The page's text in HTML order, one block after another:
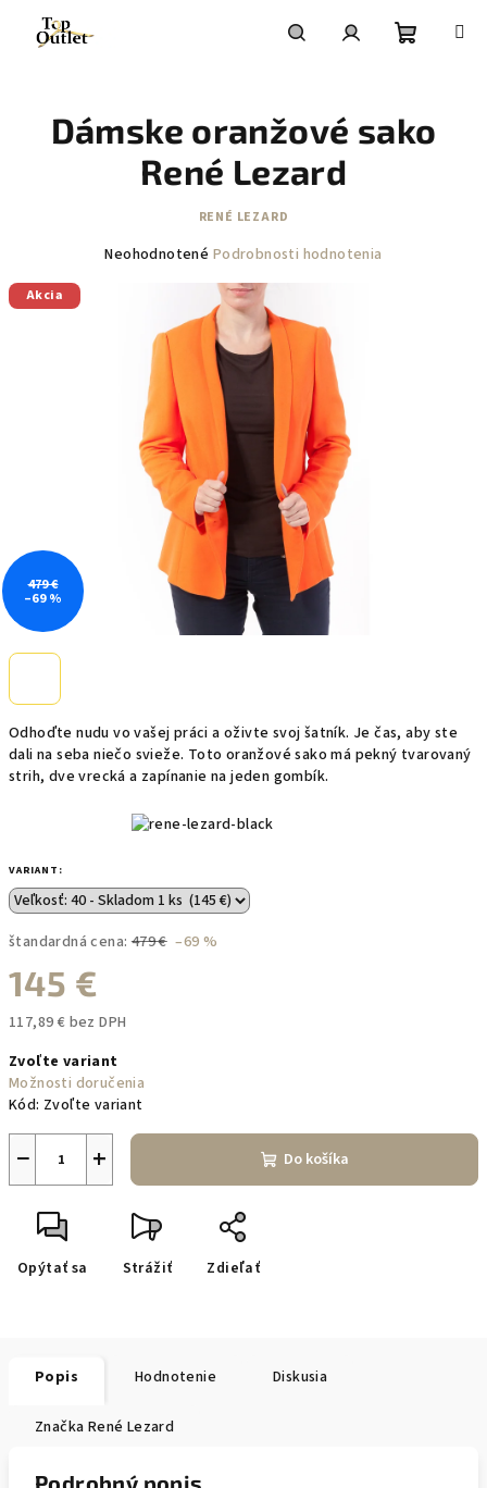
obsah
košík
Odhoďte nudu vo vašej práci a oživte svoj šatník. Je čas, aby ste
dali na seba niečo svieže. Toto oranžové sako má pekný tvarovaný
strih, dve vrecká a zapínanie na jeden gombík.
VARIANT:
štandardná cena: 479 € –69 %
145 €
117,89 € bez DPH
cena:
Zvoľte variant
Možnosti doručenia
Kód: Zvoľte variant
+
− Do košíka
Opýtať sa Strážiť Zdieľať
Dámske oranžové sako
René Lezard
RENÉ LEZARD
Priemerné
hviezdičiek.
Neohodnotené Podrobnosti hodnotenia
Akcia
479 €
–69 %
Popis Hodnotenie Diskusia
Značka René Lezard
Podrobný popis